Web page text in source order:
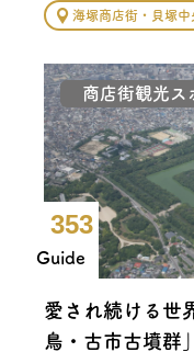
海塚商店街・貝塚
商店街観光ス
Guide
353
愛され続ける世
鳥・古市古墳群